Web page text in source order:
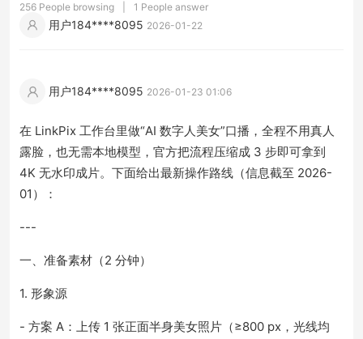
256 People browsing 1 People answer
用户184****8095 2026-01-22
用户184****8095 2026-01-23 01:06
在 LinkPix 工作台里做“AI 数字人美女”口播，全程不用真人
露脸，也无需本地模型，官方把流程压缩成 3 步即可拿到
4K 无水印成片。下面给出最新操作路线（信息截至 2026-
01）：
---
一、准备素材（2 分钟）
1. 形象源
- 方案 A：上传 1 张正面半身美女照片（≥800 px，光线均